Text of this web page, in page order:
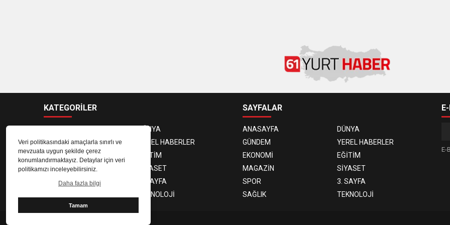
Veri politikasındaki amaçlarla sınırlı ve
mevzuata uygun şekilde çerez
konumlandırmaktayız. Detaylar için veri
politikamızı inceleyebilirsiniz.
Daha fazla bilgi
Tamam
KATEGORİLER
DÜNYA
GÜNDEM
YEREL HABERLER
EKONOMİ
EĞİTİM
MAGAZİN
SİYASET
SPOR
3. SAYFA
TEKNOLOJİ
SAYFALAR
ANASAYFA
DÜNYA
GÜNDEM
YEREL HABERLER
EKONOMİ
EĞİTİM
MAGAZİN
SİYASET
SPOR
3. SAYFA
SAĞLIK
TEKNOLOJİ
E-